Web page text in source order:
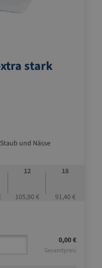
stark
und Nässe
12
105,90 €
18
91,40 €
0,00 €
Gesamtpreis